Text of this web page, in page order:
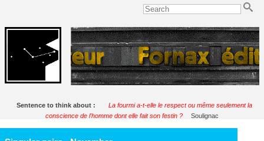
Sentence to think about :
La fourmi a-t-elle le respect ou même seulement la
conscience de l'homme dont elle fait son festin ?
Soulignac